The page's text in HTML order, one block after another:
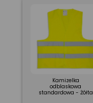
Kamizelka
odblaskowa
standardowa - Żółta